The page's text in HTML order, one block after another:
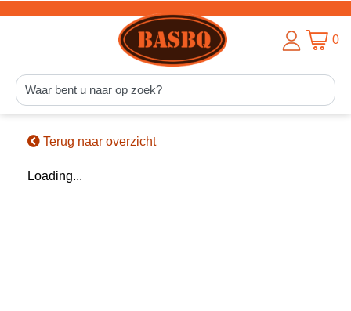
0
Terug naar overzicht
Loading...